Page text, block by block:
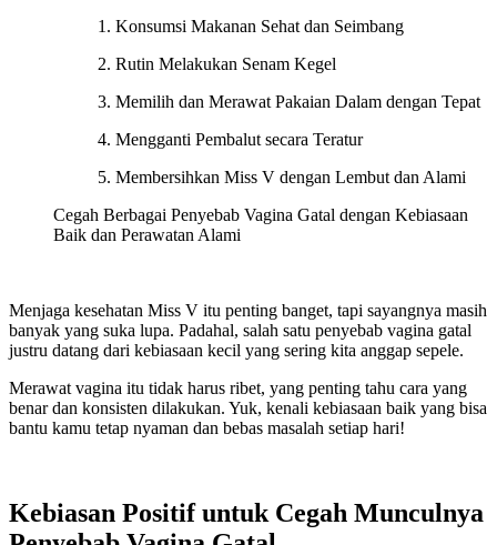
1. Konsumsi Makanan Sehat dan Seimbang
2. Rutin Melakukan Senam Kegel
3. Memilih dan Merawat Pakaian Dalam dengan Tepat
4. Mengganti Pembalut secara Teratur
5. Membersihkan Miss V dengan Lembut dan Alami
Cegah Berbagai Penyebab Vagina Gatal dengan Kebiasaan
Baik dan Perawatan Alami
Menjaga kesehatan Miss V itu penting banget, tapi sayangnya masih
banyak yang suka lupa. Padahal, salah satu penyebab vagina gatal
justru datang dari kebiasaan kecil yang sering kita anggap sepele.
Merawat vagina itu tidak harus ribet, yang penting tahu cara yang
benar dan konsisten dilakukan. Yuk, kenali kebiasaan baik yang bisa
bantu kamu tetap nyaman dan bebas masalah setiap hari!
Kebiasan Positif untuk Cegah Munculnya